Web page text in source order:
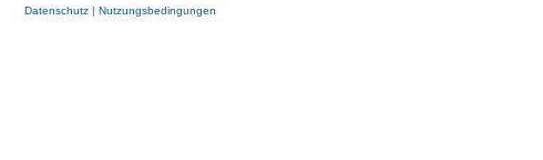
Datenschutz| Nutzungsbedingungen